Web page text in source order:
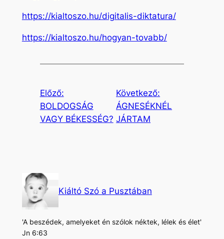
https://kialtoszo.hu/digitalis-diktatura/
https://kialtoszo.hu/hogyan-tovabb/
Előző:
BOLDOGSÁG
VAGY BÉKESSÉG?
Következő:
ÁGNESÉKNÉL
JÁRTAM
Kiáltó Szó a Pusztában
'A beszédek, amelyeket én szólok néktek, lélek és élet'
Jn 6:63